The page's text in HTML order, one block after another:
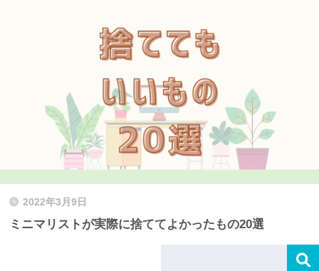
2022年3月9日
ミニマリストが実際に捨ててよかったもの20選